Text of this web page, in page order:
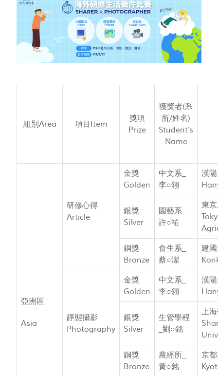
組別Area 項目Item
獎項
Prize
獲獎者(系
所/姓名)
Student's
Name
亞洲區
Asia
研修心得
Article
金獎
Golden
中文系_
李○翎
漢
銀獎
Silver
園藝系_
許○祐
東
銅獎
Bronze
食生系_
蔡○潔
建
靜態攝影
Photography
金獎
Golden
中文系_
李○翎
漢
銀獎
Silver
生管學程
_劉○銘
上
銅獎
Bronze
農經所_
黃○銘
京